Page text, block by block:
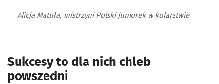
Alicja Matuła, mistrzyni Polski juniorek w kolarstwie
Sukcesy to dla nich chleb
powszedni